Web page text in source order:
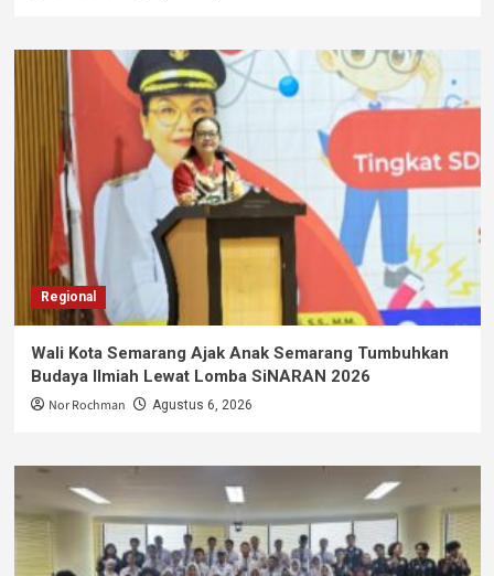
Regional
Wali Kota Semarang Ajak Anak Semarang Tumbuhkan
Budaya Ilmiah Lewat Lomba SiNARAN 2026
Nor Rochman Agustus 6, 2026